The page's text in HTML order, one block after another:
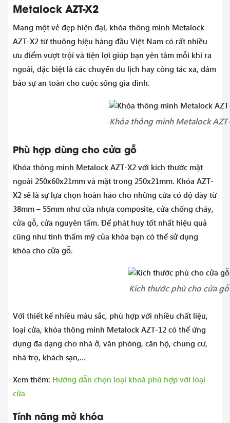
Metalock AZT-X2
Mang một vẻ đẹp hiện đại, khóa thông minh Metalock
AZT-X2 từ thuông hiệu hàng đầu Việt Nam có rất nhiều
ưu điểm vượt trội và tiện lợi giúp bạn yên tâm mỗi khi ra
ngoài, đặc biệt là các chuyến du lịch hay công tác xa, đảm
bảo sự an toàn cho cuộc sống gia đình.
Khóa thông minh Metalock
Phù hợp dùng cho cửa gỗ
Khóa thông minh Metalock AZT-X2 với kích thước mặt
ngoài 250x60x21mm và mặt trong 250x21mm. Khóa AZT-
X2 sẽ là sự lựa chọn hoàn hảo cho những cửa có độ dày từ
38mm – 55mm như cửa nhựa composite, cửa chống cháy,
cửa gỗ, cửa nguyên tấm. Để phát huy tốt nhất hiệu quả
cũng như tính thẩm mỹ của khóa bạn có thể sử dụng
khóa cho cửa gỗ.
Kích thước phù cho cửa gỗ
Với thiết kế nhiều màu sắc, phù hợp với nhiều chất liệu,
loại cửa, khóa thông minh Metalock AZT-12 có thể ứng
dụng đa dạng cho nhà ở, văn phòng, căn hộ, chung cư,
nhà trọ, khách sạn,…
Xem thêm: Hướng dẫn chọn loại khoá phù hợp với loại
cửa
Tính năng mở khóa